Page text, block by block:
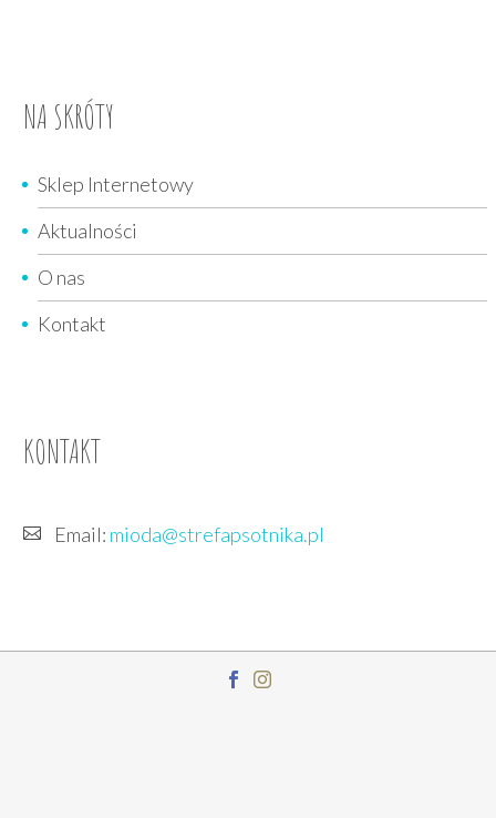
NA SKRÓTY
Sklep Internetowy
Aktualności
O nas
Kontakt
KONTAKT
Email: mioda@strefapsotnika.pl